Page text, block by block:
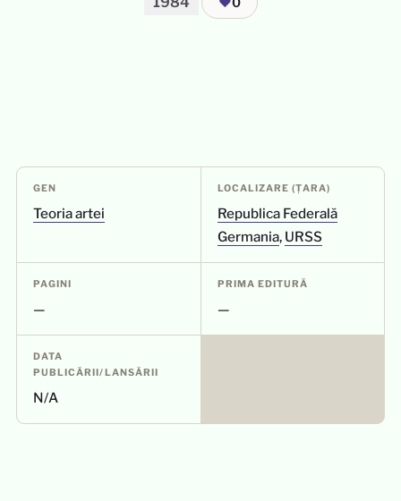
GEN
Teoria artei
LOCALIZARE (ȚARA)
Republica Federală
Germania, URSS
PAGINI
—
PRIMA EDITURĂ
—
DATA
PUBLICĂRII/LANSĂRII
N/A